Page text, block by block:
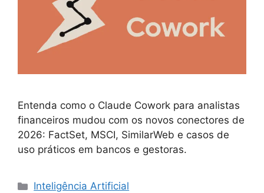
Entenda como o Claude Cowork para analistas
financeiros mudou com os novos conectores de
2026: FactSet, MSCI, SimilarWeb e casos de
uso práticos em bancos e gestoras.
Categorias
Inteligência Artificial